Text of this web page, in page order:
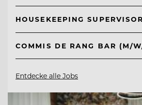
HOUSEKEEPING
COMMIS DE RANG BAR (M/
Entdecke alle Jobs